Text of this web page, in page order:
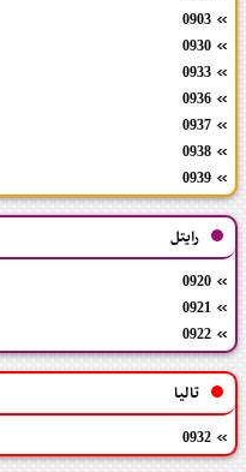
0903
0930
0933
0936
0937
0938
0939
رایتل
0920
0921
0922
تالیا
0932